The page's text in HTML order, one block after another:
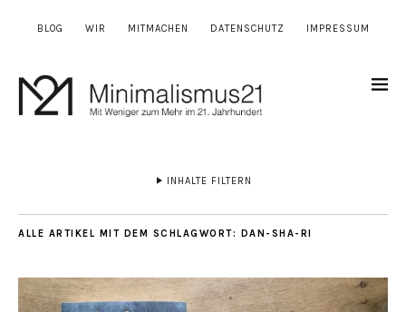
BLOG WIR MITMACHEN DATENSCHUTZ IMPRESSUM
INHALTE FILTERN
ALLE ARTIKEL MIT DEM SCHLAGWORT: DAN-SHA-RI